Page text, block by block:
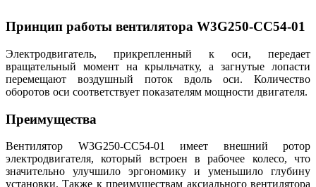
Принцип работы вентилятора W3G250-CC54-01
Электродвигатель, прикрепленный к оси, передает
вращательный момент на крыльчатку, а загнутые лопасти
перемещают воздушный поток вдоль оси. Количество
оборотов оси соответствует показателям мощности двигателя.
Преимущества
Вентилятор W3G250-CC54-01 имеет внешний ротор
электродвигателя, который встроен в рабочее колесо, что
значительно улучшило эргономику и уменьшило глубину
установки. Также к преимуществам аксиального вентилятора